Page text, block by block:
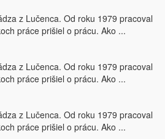
z Lučenca. Od roku 1979 pracoval
práce prišiel o prácu. Ako ...
z Lučenca. Od roku 1979 pracoval
práce prišiel o prácu. Ako ...
z Lučenca. Od roku 1979 pracoval
práce prišiel o prácu. Ako ...